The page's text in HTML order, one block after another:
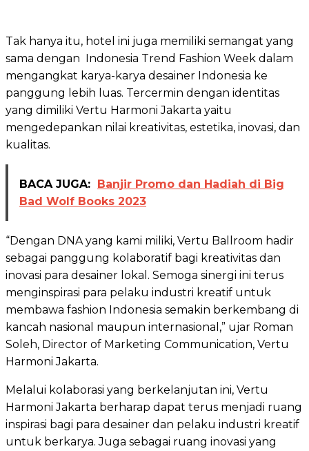
Tak hanya itu, hotel ini juga memiliki semangat yang
sama dengan Indonesia Trend Fashion Week dalam
mengangkat karya-karya desainer Indonesia ke
panggung lebih luas. Tercermin dengan identitas
yang dimiliki Vertu Harmoni Jakarta yaitu
mengedepankan nilai kreativitas, estetika, inovasi, dan
kualitas.
BACA JUGA: Banjir Promo dan Hadiah di Big
Bad Wolf Books 2023
“Dengan DNA yang kami miliki, Vertu Ballroom hadir
sebagai panggung kolaboratif bagi kreativitas dan
inovasi para desainer lokal. Semoga sinergi ini terus
menginspirasi para pelaku industri kreatif untuk
membawa fashion Indonesia semakin berkembang di
kancah nasional maupun internasional,” ujar Roman
Soleh, Director of Marketing Communication, Vertu
Harmoni Jakarta.
Melalui kolaborasi yang berkelanjutan ini, Vertu
Harmoni Jakarta berharap dapat terus menjadi ruang
inspirasi bagi para desainer dan pelaku industri kreatif
untuk berkarya. Juga sebagai ruang inovasi yang